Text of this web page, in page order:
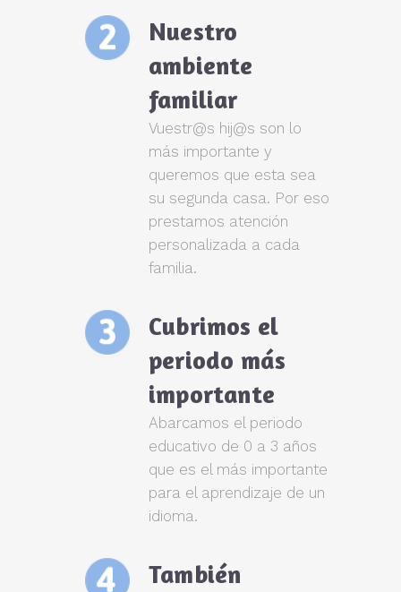
Nuestro
ambiente
familiar
Vuestr@s hij@s son lo
más importante y
queremos que esta sea
su segunda casa. Por eso
prestamos atención
personalizada a cada
familia.
Cubrimos el
periodo más
importante
Abarcamos el periodo
educativo de 0 a 3 años
que es el más importante
para el aprendizaje de un
idioma.
También